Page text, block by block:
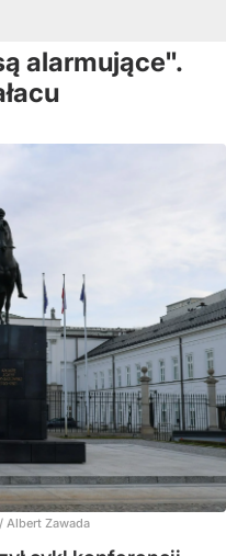
alarmujące".
/ Albert Zawada